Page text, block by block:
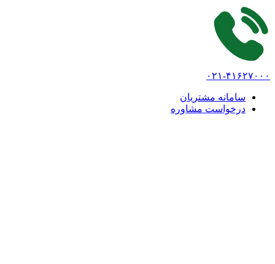
۰۲۱-۴۱۶۲۷۰۰۰
سامانه مشتریان
درخواست مشاوره